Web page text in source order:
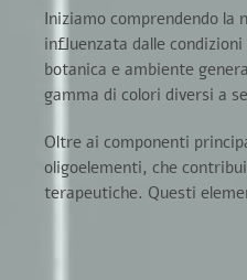
Iniziamo comprendendo la
influenzata dalle
botanica e ambiente genera
gamma di colori diversi a
Oltre ai componenti
oligoelementi, che
terapeutiche. Questi